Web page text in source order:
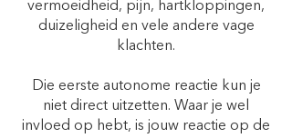
vermoeidheid, pijn, hartkloppingen,
duizeligheid en vele andere vage
klachten.
Die eerste autonome reactie kun je
niet direct uitzetten. Waar je wel
invloed op hebt, is jouw reactie op de